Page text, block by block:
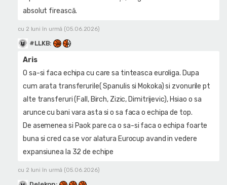
absolut firească.
cu 2 luni în urmă (05.06.2026)
#LLKB:
Aris
O sa-si faca echipa cu care sa tinteasca euroliga. Dupa
cum arata transferurile( Spanulis si Mokoka) si zvonurile pt
alte transferuri (Fall, Birch, Zizic, Dimitrijevic), Hsiao o sa
arunce cu bani vara asta si o sa faca o echipa de top.
De asemenea si Paok pare ca o sa-si faca o echipa foarte
buna si cred ca se vor alatura Eurocup avand in vedere
expansiunea la 32 de echipe
cu 2 luni în urmă (05.06.2026)